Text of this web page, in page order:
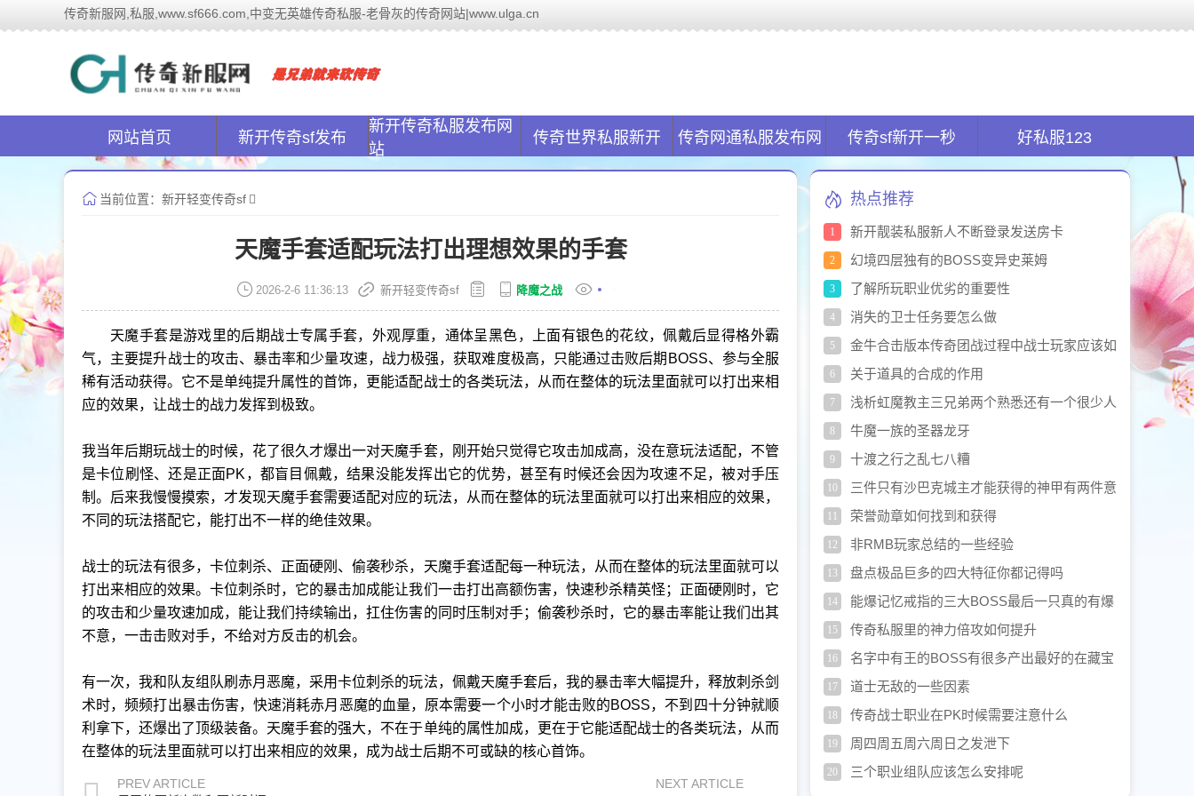
传奇新服网,私服,www.sf666.com,中变无英雄传奇私服-老骨灰的传奇网站|www.ulga.cn
网站首页 新开传奇sf发布
新开传奇私服发布网
站
传奇世界私服新开 传奇网通私服发布网 传奇sf新开一秒 好私服123
当前位置： 新开轻变传奇sf
天魔手套适配玩法打出理想效果的手套
2026-2-6 11:36:13 新开轻变传奇sf 降魔之战
天魔手套是游戏里的后期战士专属手套，外观厚重，通体呈黑色，上面有银色的花纹，佩戴后显得格外霸
气，主要提升战士的攻击、暴击率和少量攻速，战力极强，获取难度极高，只能通过击败后期BOSS、参与全服
稀有活动获得。它不是单纯提升属性的首饰，更能适配战士的各类玩法，从而在整体的玩法里面就可以打出来相
应的效果，让战士的战力发挥到极致。
我当年后期玩战士的时候，花了很久才爆出一对天魔手套，刚开始只觉得它攻击加成高，没在意玩法适配，不管
是卡位刷怪、还是正面PK，都盲目佩戴，结果没能发挥出它的优势，甚至有时候还会因为攻速不足，被对手压
制。后来我慢慢摸索，才发现天魔手套需要适配对应的玩法，从而在整体的玩法里面就可以打出来相应的效果，
不同的玩法搭配它，能打出不一样的绝佳效果。
战士的玩法有很多，卡位刺杀、正面硬刚、偷袭秒杀，天魔手套适配每一种玩法，从而在整体的玩法里面就可以
打出来相应的效果。卡位刺杀时，它的暴击加成能让我们一击打出高额伤害，快速秒杀精英怪；正面硬刚时，它
的攻击和少量攻速加成，能让我们持续输出，扛住伤害的同时压制对手；偷袭秒杀时，它的暴击率能让我们出其
不意，一击击败对手，不给对方反击的机会。
有一次，我和队友组队刷赤月恶魔，采用卡位刺杀的玩法，佩戴天魔手套后，我的暴击率大幅提升，释放刺杀剑
术时，频频打出暴击伤害，快速消耗赤月恶魔的血量，原本需要一个小时才能击败的BOSS，不到四十分钟就顺
利拿下，还爆出了顶级装备。天魔手套的强大，不在于单纯的属性加成，更在于它能适配战士的各类玩法，从而
在整体的玩法里面就可以打出来相应的效果，成为战士后期不可或缺的核心首饰。
PREV ARTICLE
NEXT ARTICLE
热点推荐
1 新开靓装私服新人不断登录发送房卡
2 幻境四层独有的BOSS变异史莱姆
3 了解所玩职业优劣的重要性
4 消失的卫士任务要怎么做
5
金牛合击版本传奇团战过程中战士玩家应该如
何
6 关于道具的合成的作用
7
浅析虹魔教主三兄弟两个熟悉还有一个很少人
记得
8 牛魔一族的圣器龙牙
9 十渡之行之乱七八糟
10
三件只有沙巴克城主才能获得的神甲有两件意
义非凡
11 荣誉勋章如何找到和获得
12 非RMB玩家总结的一些经验
13 盘点极品巨多的四大特征你都记得吗
14
能爆记忆戒指的三大BOSS最后一只真的有爆
率吗
15 传奇私服里的神力倍攻如何提升
16
名字中有王的BOSS有很多产出最好的在藏宝
阁
17 道士无敌的一些因素
18 传奇战士职业在PK时候需要注意什么
19 周四周五周六周日之发泄下
20 三个职业组队应该怎么安排呢